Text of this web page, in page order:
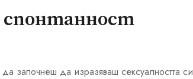
спонтанност
започнеш да изразяваш сексуалността си